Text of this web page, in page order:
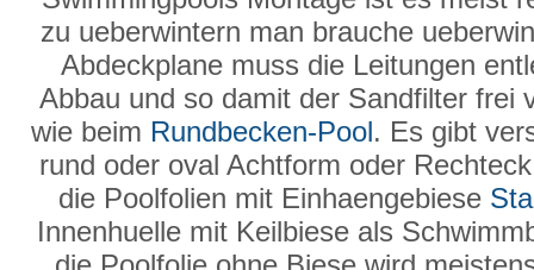
zu ueberwintern man brauche
Abdeckplane muss die Leitungen
Abbau und so damit der Sandfilter frei
wie beim Rundbecken-Pool. Es gibt
rund oder oval Achtform oder
die Poolfolien mit Einhaengebiese
Innenhuelle mit Keilbiese als